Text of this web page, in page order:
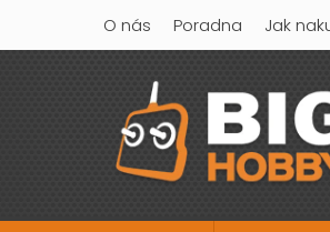
obsah
O nás Poradna Jak